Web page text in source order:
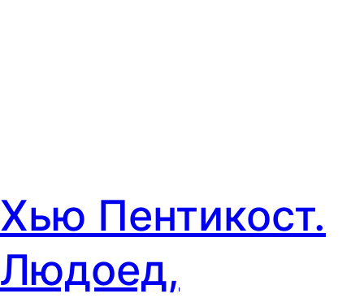
Хью Пентикост.
Людоед,